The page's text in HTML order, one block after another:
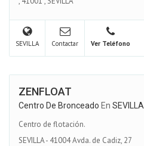
SEVILLA Contactar Ver Teléfono
ZENFLOAT
Centro De Bronceado En SEVILLA
Centro de flotación.
SEVILLA - 41004 Avda. de Cadiz, 27